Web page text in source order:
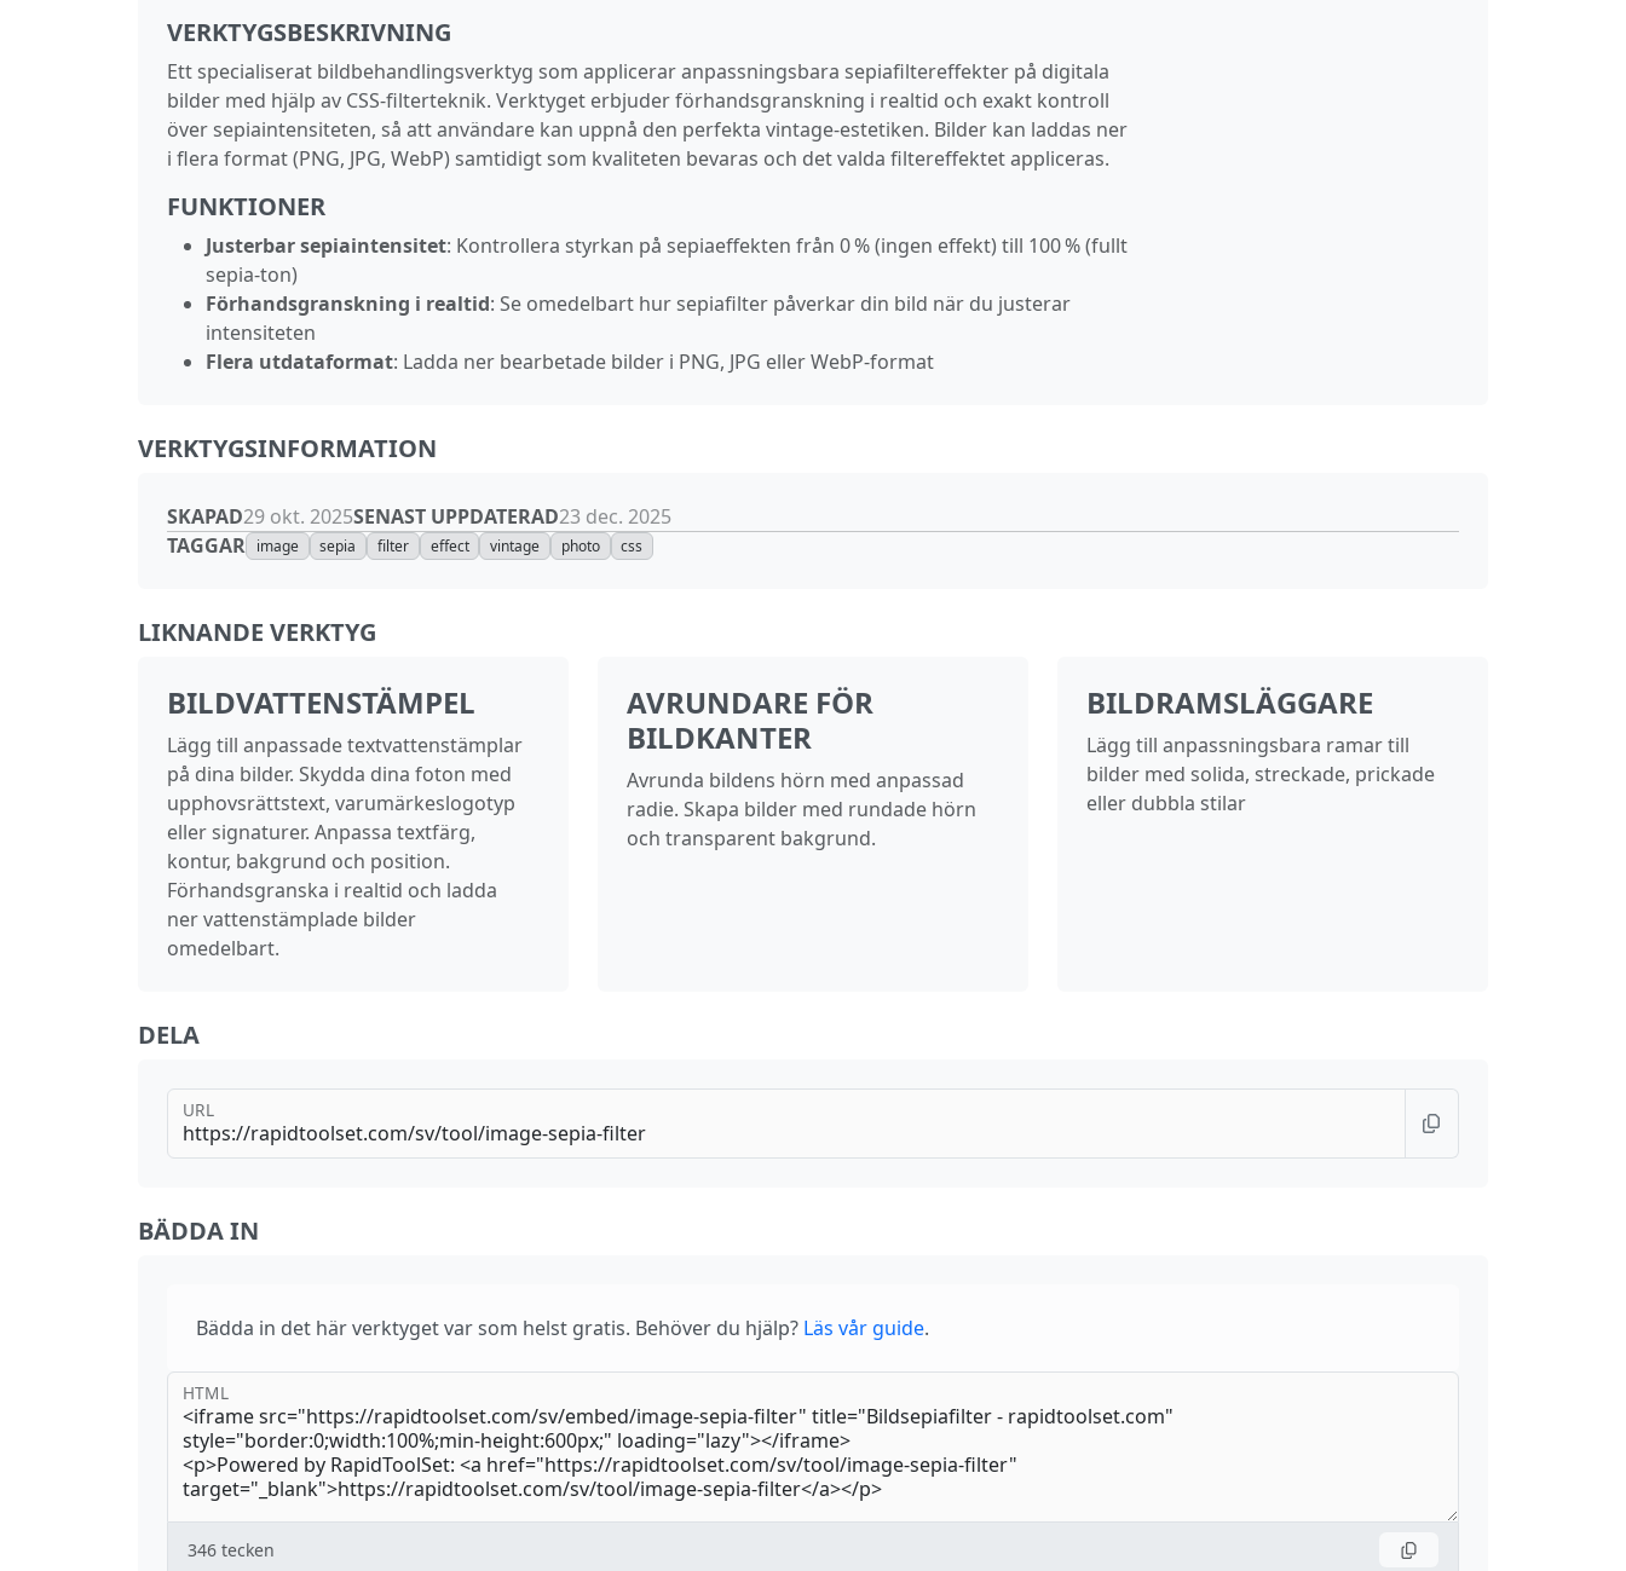
VERKTYGSBESKRIVNING
Ett specialiserat bildbehandlingsverktyg som applicerar anpassningsbara sepiafiltereffekter på digitala
bilder med hjälp av CSS‑filterteknik. Verktyget erbjuder förhandsgranskning i realtid och exakt kontroll
över sepiaintensiteten, så att användare kan uppnå den perfekta vintage‑estetiken. Bilder kan laddas ner
i flera format (PNG, JPG, WebP) samtidigt som kvaliteten bevaras och det valda filtereffektet appliceras.
FUNKTIONER
Justerbar sepiaintensitet: Kontrollera styrkan på sepiaeffekten från 0 % (ingen effekt) till 100 % (fullt
sepia‑ton)
Förhandsgranskning i realtid: Se omedelbart hur sepiafilter påverkar din bild när du justerar
intensiteten
Flera utdataformat: Ladda ner bearbetade bilder i PNG, JPG eller WebP‑format
VERKTYGSINFORMATION
SKAPAD29 okt. 2025SENAST UPPDATERAD23 dec. 2025
TAGGAR image sepia filter effect vintage photo css
LIKNANDE VERKTYG
BILDVATTENSTÄMPEL
Lägg till anpassade textvattenstämplar
på dina bilder. Skydda dina foton med
upphovsrättstext, varumärkeslogotyp
eller signaturer. Anpassa textfärg,
kontur, bakgrund och position.
Förhandsgranska i realtid och ladda
ner vattenstämplade bilder
omedelbart.
AVRUNDARE FÖR
BILDKANTER
Avrunda bildens hörn med anpassad
radie. Skapa bilder med rundade hörn
och transparent bakgrund.
BILDRAMSLÄGGARE
Lägg till anpassningsbara ramar till
bilder med solida, streckade, prickade
eller dubbla stilar
DELA
URL
BÄDDA IN
Bädda in det här verktyget var som helst gratis. Behöver du hjälp? Läs vår guide.
HTML
346 tecken